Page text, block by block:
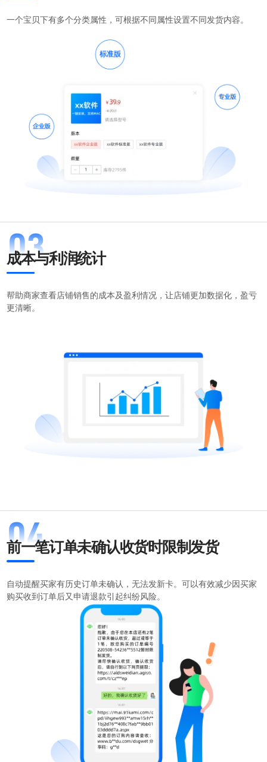
一个宝贝下有多个分类属性，可根据不同属性设置不同发货内容。
成本与利润统计
帮助商家查看店铺销售的成本及盈利情况，让店铺更加数据化，盈亏
更清晰。
前一笔订单未确认收货时限制发货
自动提醒买家有历史订单未确认，无法发新卡。可以有效减少因买家
购买收到订单后又申请退款引起纠纷风险。